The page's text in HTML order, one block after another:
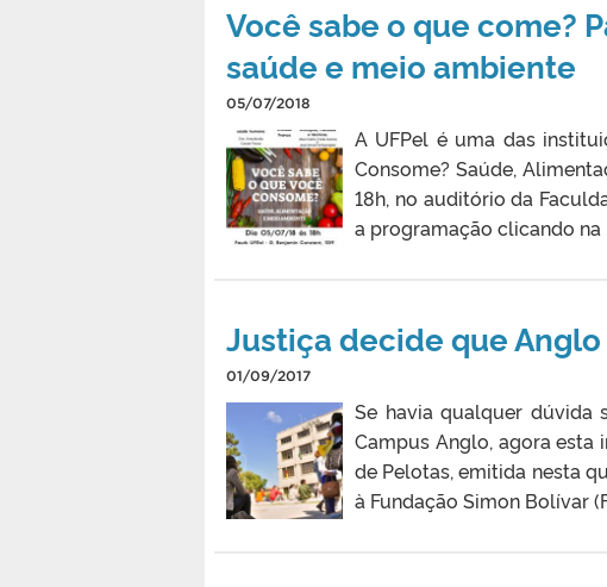
Você sabe o que come?
saúde e meio ambiente
05/07/2018
A UFPel é uma das
Consome? Saúde,
18h, no auditório da
a programação clicando
Justiça decide que
01/09/2017
Se havia qualquer dúvida
Campus Anglo, agora esta
de Pelotas, emitida nesta
à Fundação Simon Bolívar